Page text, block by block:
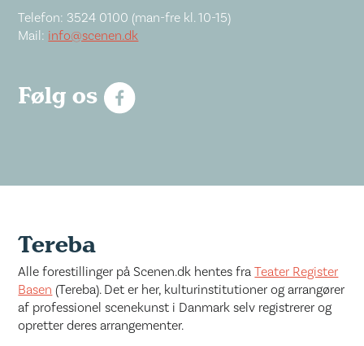
Telefon: 3524 0100 (man-fre kl. 10-15)
Mail: info@scenen.dk
Følg os
Tereba
Alle forestillinger på Scenen.dk hentes fraTeater Register
Basen (Tereba). Det er her, kulturinstitutioner og arrangører
af professionel scenekunst i Danmark selv registrerer og
opretter deres arrangementer.